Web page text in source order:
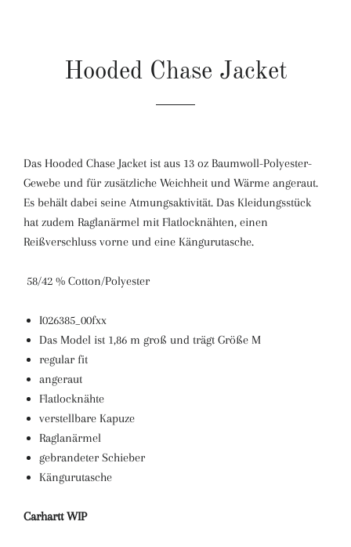
Hooded Chase Jacket
Das Hooded Chase Jacket ist aus 13 oz Baumwoll-Polyester-
Gewebe und für zusätzliche Weichheit und Wärme angeraut.
Es behält dabei seine Atmungsaktivität. Das Kleidungsstück
hat zudem Raglanärmel mit Flatlocknähten, einen
Reißverschluss vorne und eine Kängurutasche.
58/42 % Cotton/Polyester
I026385_00fxx
Das Model ist 1,86 m groß und trägt Größe M
regular fit
angeraut
Flatlocknähte
verstellbare Kapuze
Raglanärmel
gebrandeter Schieber
Kängurutasche
Carhartt WIP